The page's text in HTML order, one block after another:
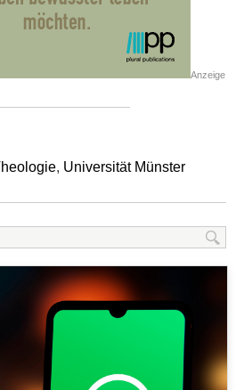
Anzeige
, Universität Münster